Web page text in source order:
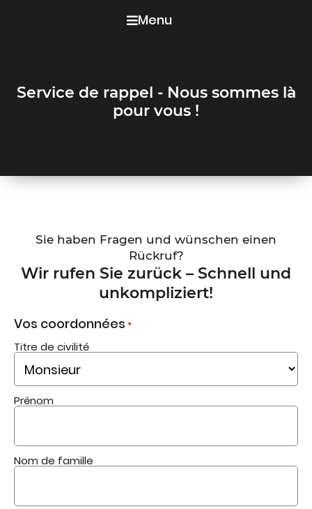
Menu
Service de rappel - Nous sommes là
pour vous !
Sie haben Fragen und wünschen einen
Rückruf?
Wir rufen Sie zurück – Schnell und
unkompliziert!
Vos coordonnées *
Titre de civilité
Prénom
Nom de famille